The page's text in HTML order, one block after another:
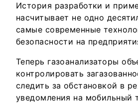
История разработки и
насчитывает не одно
самые современные
безопасности на
Теперь газоанализаторы
контролировать
следить за обстановкой в
уведомления на мобильный